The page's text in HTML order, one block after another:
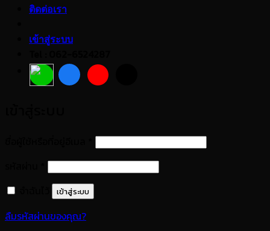
ติดต่อเรา
เข้าสู่ระบบ
ต้องการ
ต้องการ
เข้าสู่ระบบ
ลืมรหัสผ่านของคุณ?